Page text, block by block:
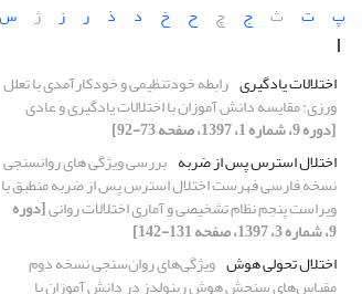
پ ت ث ج چ ح خ د ذ ر ز ژ س
ا
اختلالات یادگیری رابطه خودتنظیمی و خودکارآمدی با تعلل
ورزی: مقایسه دانش آموزان با اختلالات یادگیری و عادی
[دوره 9، شماره 1، 1397، صفحه 73-92]
اختلال استرس پس از ضربه بررسی ویژگی های روانسنجی
نسخه فارسی فهرست اختلال استرس پس از ضربه‌ منطبق با
ویراست پنجم نظام تشخیصی و آماری اختلالات روانی[دوره
9، شماره 3، 1397، صفحه 131-142]
اختلال تحولی هوش ویژگی‌های روان‌سنجی نسخه دوم
مقیاس‌های سنجش هوش رینولدز در دانش آموزان با